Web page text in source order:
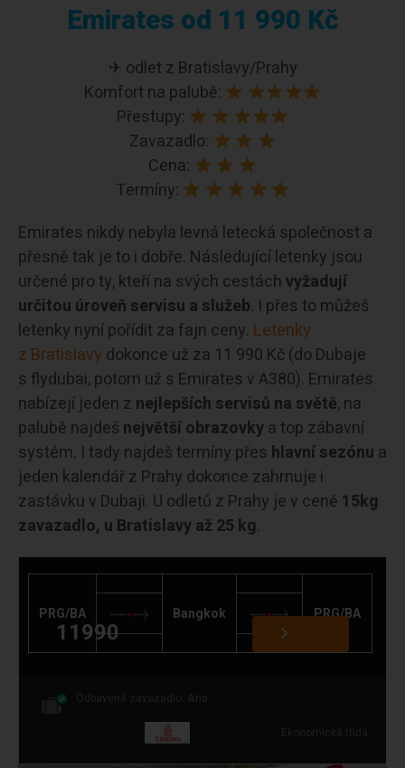
Emirates od 11 990 Kč
✈ odlet z Bratislavy/Prahy
Komfort na palubě:
Přestupy:
Zavazadlo:
Cena:
Termíny:
Emirates nikdy nebyla levná letecká společnost a
přesně tak je to i dobře. Následující letenky jsou
určené pro ty, kteří na svých cestách vyžadují
určitou úroveň servisu a služeb. I přes to můžeš
letenky nyní pořídit za fajn ceny. Letenky
z Bratislavy dokonce už za 11 990 Kč (do Dubaje
s flydubai, potom už s Emirates v A380). Emirates
nabízejí jeden z nejlepších servisů na světě, na
palubě najdeš největší obrazovkya top zábavní
systém. I tady najdeš termíny přes hlavní sezónu a
jeden kalendář z Prahy dokonce zahrnuje i
zastávku v Dubaji. U odletů z Prahy je v ceně 15kg
zavazadlo, u Bratislavy až 25 kg.
PRG/BA Bangkok PRG/BA
11990